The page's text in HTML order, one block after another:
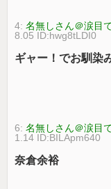
4:名無しさん＠涙目
8.05 ID:hwg8tLDI0
ギャー！でお馴染
6:名無しさん＠涙目
1.14 ID:BILApm640
奈倉余裕